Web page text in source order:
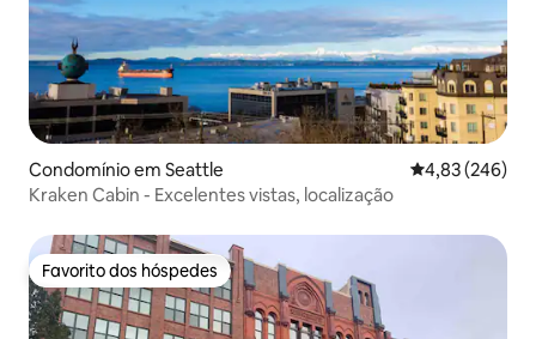
Condomínio em Seattle Classificação
4,83 (246)
Kraken Cabin - Excelentes vistas, localização
Favorito dos hóspedes
Favorito dos hóspedes